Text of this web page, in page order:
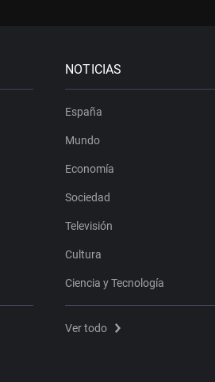
NOTICIAS
España
Mundo
Economía
Sociedad
Televisión
Cultura
Ciencia y Tecnología
Ver todo